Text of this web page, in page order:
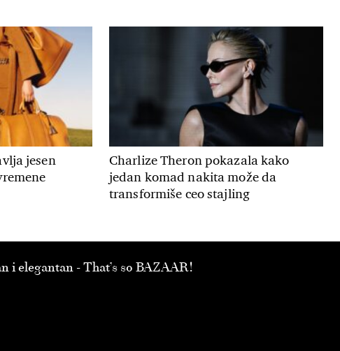
jesen
Charlize Theron pokazala kako
jedan komad nakita može da
transformiše ceo stajling
i elegantan - That’s so BAZAAR!